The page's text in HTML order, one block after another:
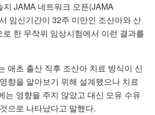
지 JAMA 네트워크 오픈(JAMA
임신기간이 32주 미만인 조산아와 산
한 무작위 임상시험에서 이런 결과를
애초 출산 직후 조산아 치료 방식이 신
향을 알아보기 위해 설계됐으나 치료
는 영향을 주지 않았고 대신 모유 수유
으로 나타났다고 말했다.